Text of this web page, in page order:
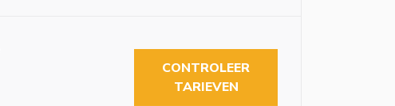
CONTROLEER
TARIEVEN